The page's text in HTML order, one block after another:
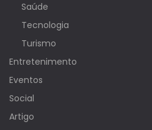
Saúde
Tecnologia
Turismo
Entretenimento
Eventos
Social
Artigo